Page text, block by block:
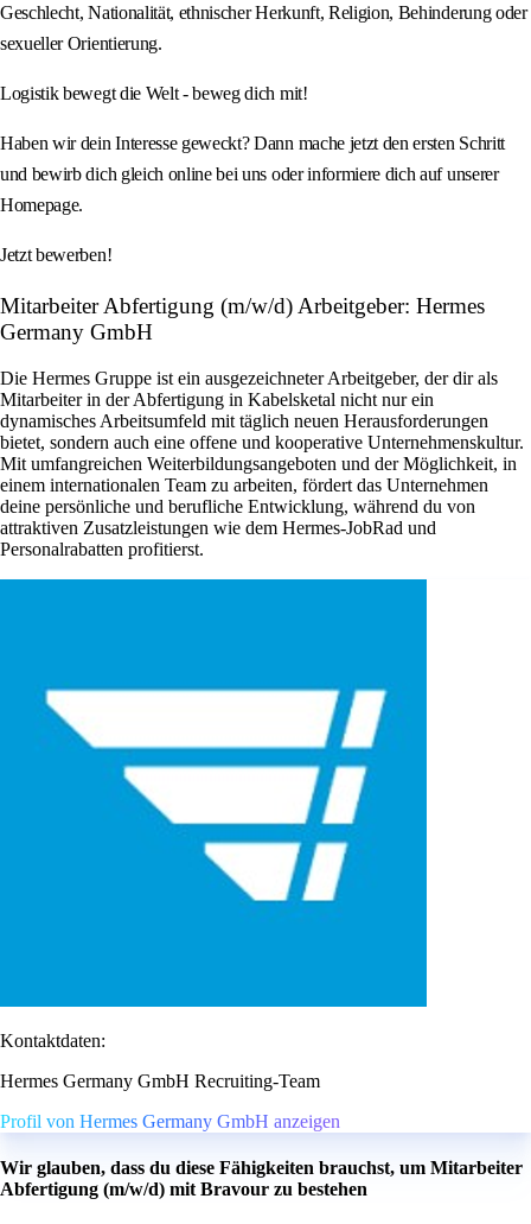
Geschlecht, Nationalität, ethnischer Herkunft, Religion, Behinderung oder
sexueller Orientierung.
Logistik bewegt die Welt - beweg dich mit!
Haben wir dein Interesse geweckt? Dann mache jetzt den ersten Schritt
und bewirb dich gleich online bei uns oder informiere dich auf unserer
Homepage.
Jetzt bewerben!
Mitarbeiter Abfertigung (m/w/d) Arbeitgeber: Hermes
Germany GmbH
Die Hermes Gruppe ist ein ausgezeichneter Arbeitgeber, der dir als
Mitarbeiter in der Abfertigung in Kabelsketal nicht nur ein
dynamisches Arbeitsumfeld mit täglich neuen Herausforderungen
bietet, sondern auch eine offene und kooperative Unternehmenskultur.
Mit umfangreichen Weiterbildungsangeboten und der Möglichkeit, in
einem internationalen Team zu arbeiten, fördert das Unternehmen
deine persönliche und berufliche Entwicklung, während du von
attraktiven Zusatzleistungen wie dem Hermes-JobRad und
Personalrabatten profitierst.
Kontaktdaten:
Hermes Germany GmbH Recruiting-Team
Profil von Hermes Germany GmbH anzeigen
Wir glauben, dass du diese Fähigkeiten brauchst, um Mitarbeiter
Abfertigung (m/w/d) mit Bravour zu bestehen